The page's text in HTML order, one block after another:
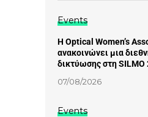
Events
Η Optical Women’s
ανακοινώνει μια
δικτύωσης στη SILMO
07/08/2026
Events